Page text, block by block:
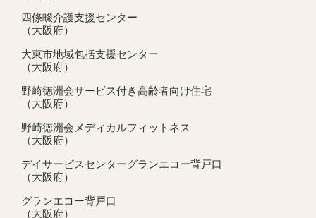
四條畷介護支援センター
（大阪府）
大東市地域包括支援センター
（大阪府）
野崎徳洲会サービス付き高齢者向け住宅
（大阪府）
野崎徳洲会メディカルフィットネス
（大阪府）
デイサービスセンターグランエコー背戸口
（大阪府）
グランエコー背戸口
（大阪府）